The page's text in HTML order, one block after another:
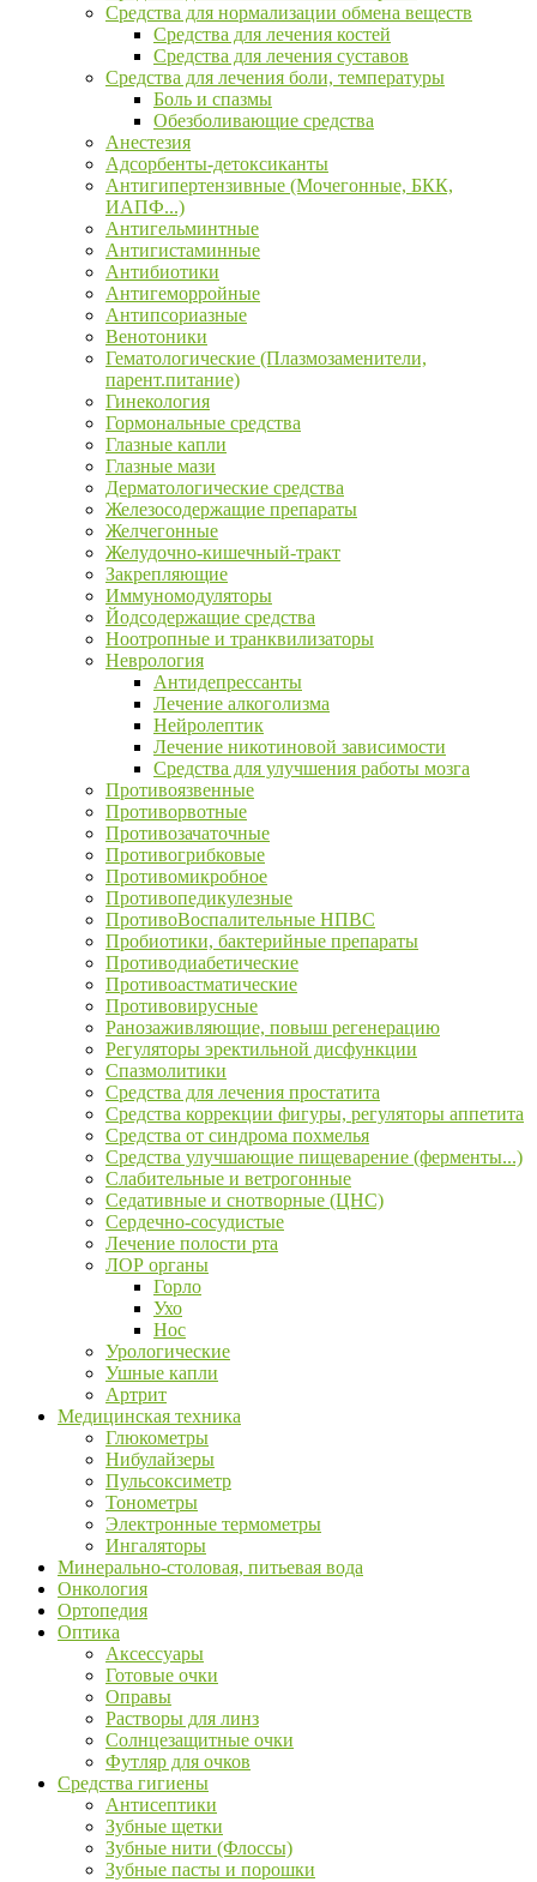
Средства для нормализации обмена веществ
Средства для лечения костей
Средства для лечения суставов
Средства для лечения боли, температуры
Боль и спазмы
Обезболивающие средства
Анестезия
Адсорбенты-детоксиканты
Антигипертензивные (Мочегонные, БКК,
ИАПФ...)
Антигельминтные
Антигистаминные
Антибиотики
Антигеморройные
Антипсориазные
Венотоники
Гематологические (Плазмозаменители,
парент.питание)
Гинекология
Гормональные средства
Глазные капли
Глазные мази
Дерматологические средства
Железосодержащие препараты
Желчегонные
Желудочно-кишечный-тракт
Закрепляющие
Иммуномодуляторы
Йодсодержащие средства
Ноотропные и транквилизаторы
Неврология
Антидепрессанты
Лечение алкоголизма
Нейролептик
Лечение никотиновой зависимости
Средства для улучшения работы мозга
Противоязвенные
Противорвотные
Противозачаточные
Противогрибковые
Противомикробное
Противопедикулезные
ПротивоВоспалительные НПВС
Пробиотики, бактерийные препараты
Противодиабетические
Противоастматические
Противовирусные
Ранозаживляющие, повыш регенерацию
Регуляторы эректильной дисфункции
Спазмолитики
Средства для лечения простатита
Средства коррекции фигуры, регуляторы аппетита
Средства от синдрома похмелья
Средства улучшающие пищеварение (ферменты...)
Слабительные и ветрогонные
Седативные и снотворные (ЦНС)
Сердечно-сосудистые
Лечение полости рта
ЛОР органы
Горло
Ухо
Нос
Урологические
Ушные капли
Артрит
Медицинская техника
Глюкометры
Нибулайзеры
Пульсоксиметр
Тонометры
Электронные термометры
Ингаляторы
Минерально-столовая, питьевая вода
Онкология
Ортопедия
Оптика
Аксессуары
Готовые очки
Оправы
Растворы для линз
Солнцезащитные очки
Футляр для очков
Средства гигиены
Антисептики
Зубные щетки
Зубные нити (Флоссы)
Зубные пасты и порошки